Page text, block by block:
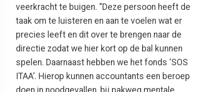
veerkracht te buigen. “Deze persoon heeft de
taak om te luisteren en aan te voelen wat er
precies leeft en dit over te brengen naar de
directie zodat we hier kort op de bal kunnen
spelen. Daarnaast hebben we het fonds ‘SOS
ITAA’. Hierop kunnen accountants een beroep